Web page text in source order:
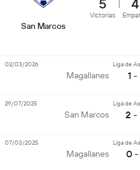
San Marcos
5
Victorias
4
Magallanes
Liga de
1 -
02/03/2026
San Marcos
Liga de
2 -
29/07/2025
Magallanes
Liga de
0 -
07/03/2025